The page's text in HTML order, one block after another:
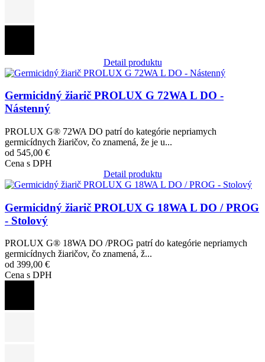
Detail produktu
Obrázok
Germicidný žiarič PROLUX G 72WA L DO -
Nástenný
PROLUX G® 72WA DO patrí do kategórie nepriamych
germicídnych žiaričov, čo znamená, že je u...
od 545,00 €
Cena s DPH
Detail produktu
Obrázok
Germicidný žiarič PROLUX G 18WA L DO / PROG
- Stolový
PROLUX G® 18WA DO /PROG patrí do kategórie nepriamych
germicídnych žiaričov, čo znamená, ž...
od 399,00 €
Cena s DPH